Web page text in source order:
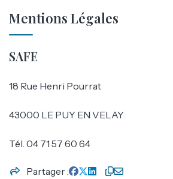
Mentions Légales
SAFE
18 Rue Henri Pourrat
43000 LE PUY EN VELAY
Tél. 04 71 57 60 64
Partager